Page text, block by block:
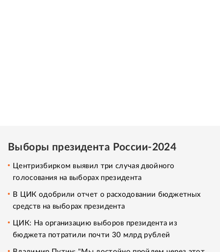
Выборы президента России-2024
Центризбирком выявил три случая двойного
голосования на выборах президента
В ЦИК одобрили отчет о расходовании бюджетных
средств на выборах президента
ЦИК: На организацию выборов президента из
бюджета потратили почти 30 млрд рублей